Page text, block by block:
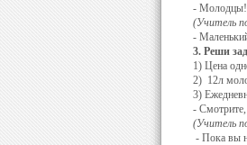
- Молодцы!
(Учитель
-
3. Реши
1) Цена
2) 12л
3)
-
(Учитель
- Пока вы